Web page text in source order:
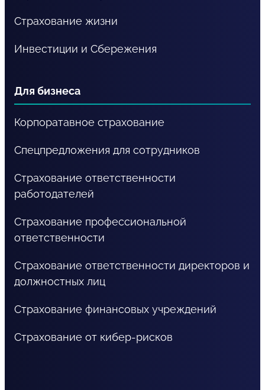
Страхование жизни
Инвестиции и Сбережения
Для бизнеса
Корпоратавное страхование
Спецпредложения для сотрудников
Страхование ответственности
работодателей
Страхование профессиональной
ответственности
Страхование ответственности директоров и
должностных лиц
Страхование финансовых учреждений
Страхование от кибер-рисков